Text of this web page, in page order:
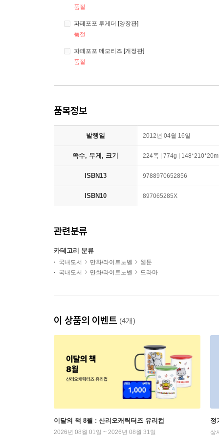
품절
파페포포 투게더 [양장판]
품절
파페포포 메모리즈 [개정판]
품절
품목정보
발행일 2012년 04월 16일
쪽수, 무게, 크기 224쪽 | 774g |
ISBN13 9788970652856
ISBN10 897065285X
관련분류
카테고리 분류
국내도서 만화/라이트노벨
웹툰
국내도서
만화/라이트노벨 드라마
이 상품의 이벤트 (4개)
이달의 책 8월 : 산리오캐릭터즈 유리컵
2026년 08월 01일 ~ 2026년 08월 31일
정
상